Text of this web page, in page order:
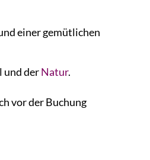
einer gemütlichen
und derNatur.
vor der Buchung